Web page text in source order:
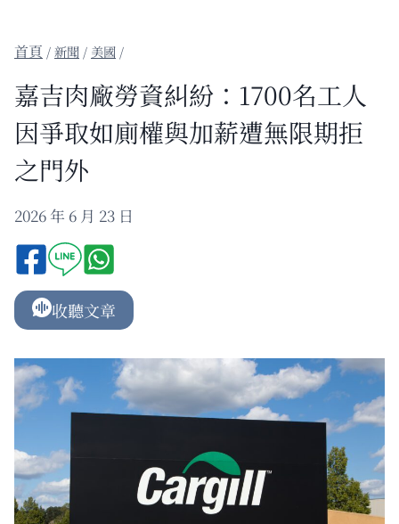
/新聞 / 美國 /
嘉吉肉廠勞資糾紛：1700名工人
因爭取如廁權與加薪遭無限期拒
之門外
2026 年 6 月 23 日
收聽文章